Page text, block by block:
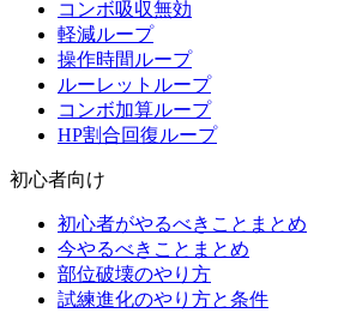
コンボ吸収無効
軽減ループ
操作時間ループ
ルーレットループ
コンボ加算ループ
HP割合回復ループ
初心者向け
初心者がやるべきことまとめ
今やるべきことまとめ
部位破壊のやり方
試練進化のやり方と条件